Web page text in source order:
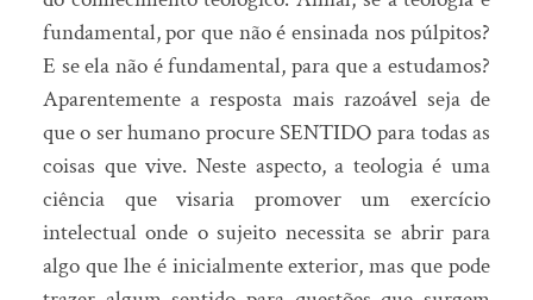
fundamental, por que não é ensinada nos púlpitos?
E se ela não é fundamental, para que a estudamos?
Aparentemente a resposta mais razoável seja de
que o ser humano procure SENTIDO para todas as
coisas que vive. Neste aspecto, a teologia é uma
ciência que visaria promover um exercício
intelectual onde o sujeito necessita se abrir para
algo que lhe é inicialmente exterior, mas que pode